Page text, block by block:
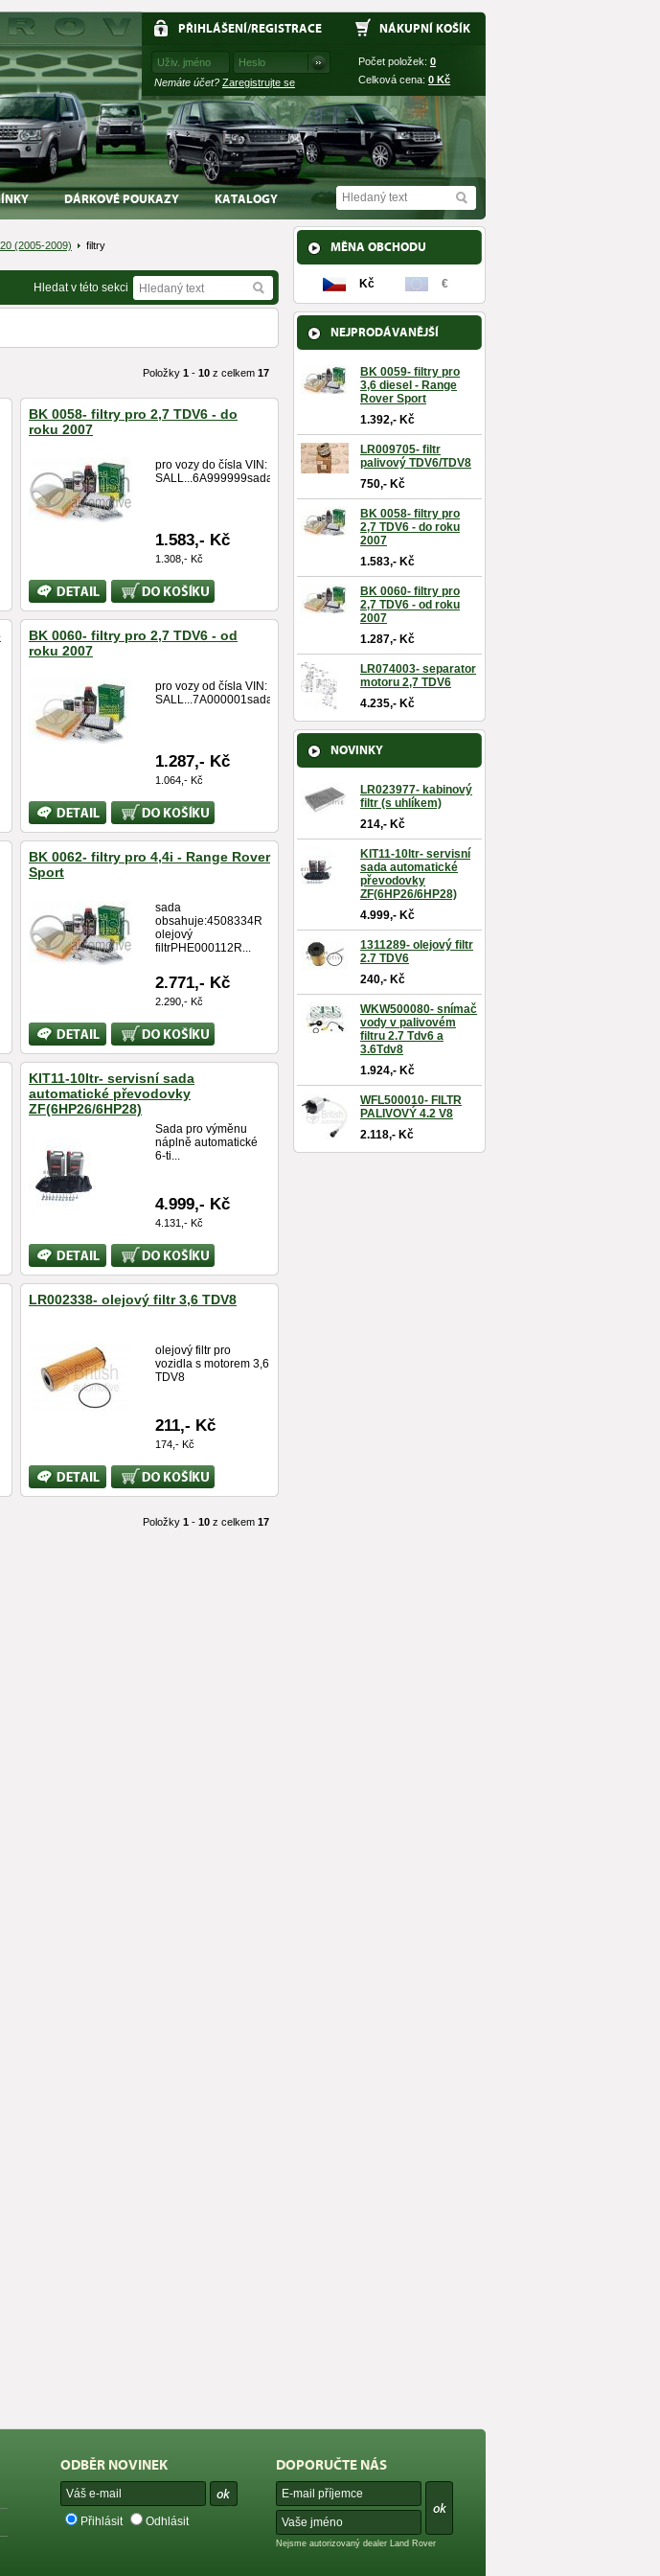
PŘIHLÁŠENÍ/REGISTRACE
Nemáte účet? Zaregistrujte se
NÁKUPNÍ KOŠÍK
Počet položek: 0
Celková cena: 0 Kč
DÁRKOVÉ POUKAZY KATALOGY
(2005-2009) filtry
Hledat v této sekci
Položky 1 - 10 z celkem 17
BK 0058- filtry pro 2,7 TDV6 - do
roku 2007
pro vozy do čísla VIN:
SALL...6A999999sada...
1.583,- Kč
1.308,- Kč
Bližší
informace
Koupit
BK 0060- filtry pro 2,7 TDV6 - od
roku 2007
pro vozy od čísla VIN:
SALL...7A000001sada...
1.287,- Kč
1.064,- Kč
Bližší
informace
Koupit
BK 0062- filtry pro 4,4i - Range Rover
Sport
sada
obsahuje:4508334R
olejový
filtrPHE000112R...
2.771,- Kč
2.290,- Kč
Bližší
informace
Koupit
KIT11-10ltr- servisní sada
automatické převodovky
ZF(6HP26/6HP28)
Sada pro výměnu
náplně automatické
6-ti...
4.999,- Kč
4.131,- Kč
Bližší
informace
Koupit
LR002338- olejový filtr 3,6 TDV8
olejový filtr pro
vozidla s motorem 3,6
TDV8
211,- Kč
174,- Kč
Bližší
informace
Koupit
Položky 1 - 10 z celkem 17
MĚNA OBCHODU
Kč €
NEJPRODÁVANĚJŠÍ
BK 0059- filtry pro
3,6 diesel - Range
Rover Sport
1.392,- Kč
LR009705- filtr
palivový TDV6/TDV8
750,- Kč
BK 0058- filtry pro
2,7 TDV6 - do roku
2007
1.583,- Kč
BK 0060- filtry pro
2,7 TDV6 - od roku
2007
1.287,- Kč
LR074003- separator
motoru 2,7 TDV6
4.235,- Kč
NOVINKY
LR023977- kabinový
filtr (s uhlíkem)
214,- Kč
KIT11-10ltr- servisní
sada automatické
převodovky
ZF(6HP26/6HP28)
4.999,- Kč
1311289- olejový filtr
2.7 TDV6
240,- Kč
WKW500080- snímač
vody v palivovém
filtru 2.7 Tdv6 a
3.6Tdv8
1.924,- Kč
WFL500010- FILTR
PALIVOVÝ 4.2 V8
2.118,- Kč
ODBĚR NOVINEK
Přihlásit Odhlásit
DOPORUČTE NÁS
Nejsme autorizovaný dealer Land Rover